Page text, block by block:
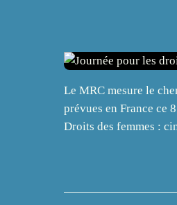
Le MRC mesure le
prévues en France ce
Droits des femmes :